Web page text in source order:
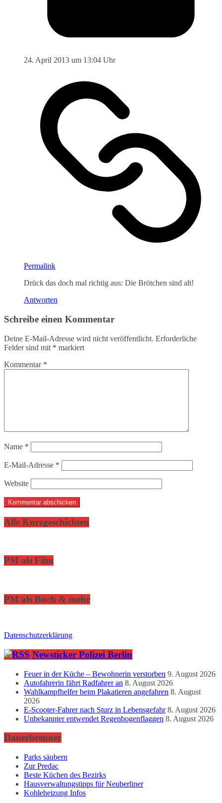
24. April 2013 um 13:04 Uhr
Permalink
Drück das doch mal richtig aus: Die Brötchen sind alt!
Antworten
Schreibe einen Kommentar
Deine E-Mail-Adresse wird nicht veröffentlicht. Erforderliche
Felder sind mit * markiert
Kommentar *
Name *
E-Mail-Adresse *
Website
Alle Kurzgeschichten
PM als Film
PM als Buch & mehr
Datenschutzerklärung
Newsticker Polizei Berlin
Feuer in der Küche – Bewohnerin verstorben 9. August 2026
Autofahrerin fährt Radfahrer an 8. August 2026
Wahlkampfhelfer beim Plakatieren angefahren 8. August
2026
E-Scooter-Fahrer nach Sturz in Lebensgefahr 8. August 2026
Unbekannter entwendet Regenbogenflaggen 8. August 2026
Dauerbrenner
Parks säubern
Zur Predac
Beste Küchen des Bezirks
Hausverwaltungstipps für Neuberliner
Kohleheizung Infos